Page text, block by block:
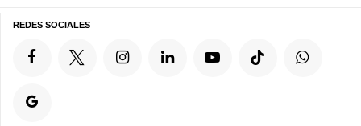
REDES SOCIALES